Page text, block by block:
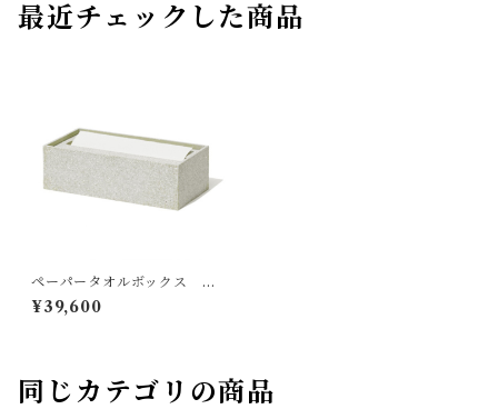
最近チェックした商品
ペーパータオルボックス W
H soil
¥39,600
同じカテゴリの商品